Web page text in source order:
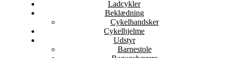
Ladcykler
Beklædning
Cykelhandsker
Cykelhjelme
Udstyr
Barnestole